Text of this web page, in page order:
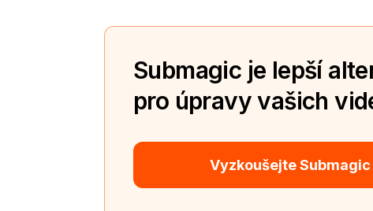
Submagic je lepší
pro úpravy vašich
Vyzkoušejte